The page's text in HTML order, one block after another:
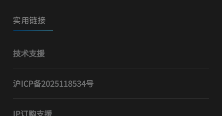
实用链接
技术支援
沪ICP备2025118534号